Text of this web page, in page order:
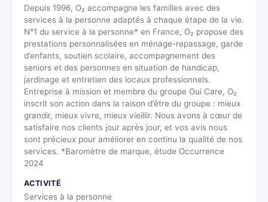
Depuis 1996, O₂ accompagne les familles avec des
services à la personne adaptés à chaque étape de la vie.
N°1 du service à la personne* en France, O₂ propose des
prestations personnalisées en ménage-repassage, garde
d’enfants, soutien scolaire, accompagnement des
seniors et des personnes en situation de handicap,
jardinage et entretien des locaux professionnels.
Entreprise à mission et membre du groupe Oui Care, O₂
inscrit son action dans la raison d’être du groupe : mieux
grandir, mieux vivre, mieux vieillir. Nous avons à cœur de
satisfaire nos clients jour après jour, et vos avis nous
sont précieux pour améliorer en continu la qualité de nos
services. *Baromètre de marque, étude Occurrence
2024
ACTIVITÉ
Services à la personne